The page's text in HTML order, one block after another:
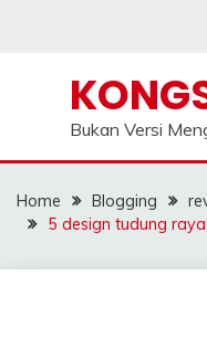
Bukan Versi
Home Blogging
5 design tudung